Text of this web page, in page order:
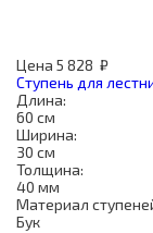
Цена 5 828 ₽
Ступень для
Длина:
60 см
Ширина:
30 см
Толщина:
40 мм
Материал
Бук